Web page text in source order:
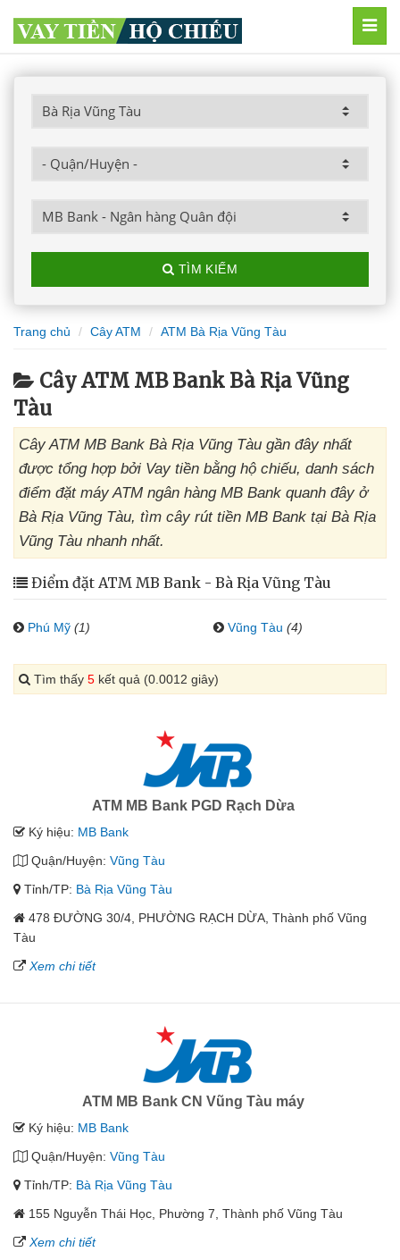
TÌM KIẾM
Trang chủ Cây ATM ATM Bà Rịa Vũng Tàu
Cây ATM MB Bank Bà Rịa Vũng
Tàu
Cây ATM MB Bank Bà Rịa Vũng Tàu gần đây nhất
được tổng hợp bởi Vay tiền bằng hộ chiếu, danh sách
điểm đặt máy ATM ngân hàng MB Bank quanh đây ở
Bà Rịa Vũng Tàu, tìm cây rút tiền MB Bank tại Bà Rịa
Vũng Tàu nhanh nhất.
Điểm đặt ATM MB Bank - Bà Rịa Vũng Tàu
Phú Mỹ (1) Vũng Tàu (4)
Tìm thấy 5 kết quả (0.0012 giây)
ATM MB Bank PGD Rạch Dừa
Ký hiệu: MB Bank
Quận/Huyện: Vũng Tàu
Tỉnh/TP: Bà Rịa Vũng Tàu
478 ĐƯỜNG 30/4, PHƯỜNG RẠCH DỪA, Thành phố Vũng
Tàu
Xem chi tiết
ATM MB Bank CN Vũng Tàu máy
Ký hiệu: MB Bank
Quận/Huyện: Vũng Tàu
Tỉnh/TP: Bà Rịa Vũng Tàu
155 Nguyễn Thái Học, Phường 7, Thành phố Vũng Tàu
Xem chi tiết